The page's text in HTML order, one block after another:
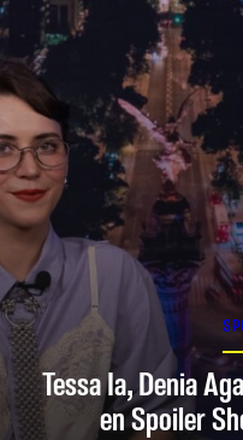
Tessa Ia, Denia
en Spoiler